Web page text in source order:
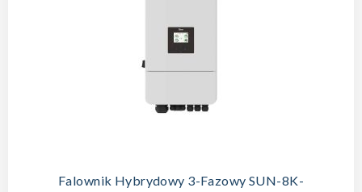
Falownik Hybrydowy 3-Fazowy SUN-8K-